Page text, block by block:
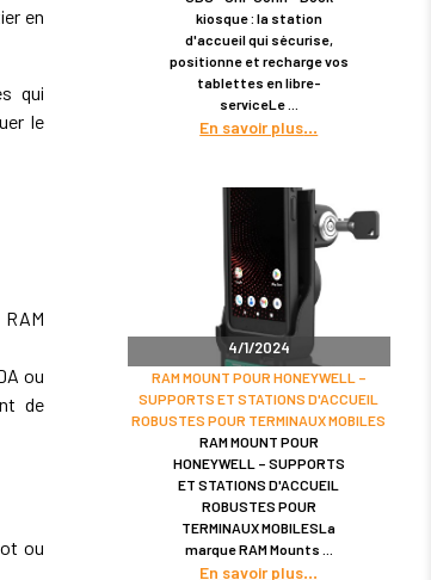
en
qui
le
ou
de
ou
kiosque : la station
d'accueil qui sécurise,
positionne et recharge vos
tablettes en libre-
serviceLe
En savoir plus
4/1/2024
RAM MOUNT POUR HONEYWELL –
SUPPORTS ET STATIONS D'ACCUEIL
ROBUSTES POUR TERMINAUX MOBILES
RAM MOUNT POUR
HONEYWELL – SUPPORTS
ET STATIONS D'ACCUEIL
ROBUSTES POUR
TERMINAUX MOBILESLa
marque RAM Mounts
En savoir plus